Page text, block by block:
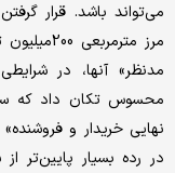
می‌تواند باشد. قرار
مدنظر» آنها، در
محسوس تکان داد که
نهایی خریدار و
در رده بسیار پایین‌تر